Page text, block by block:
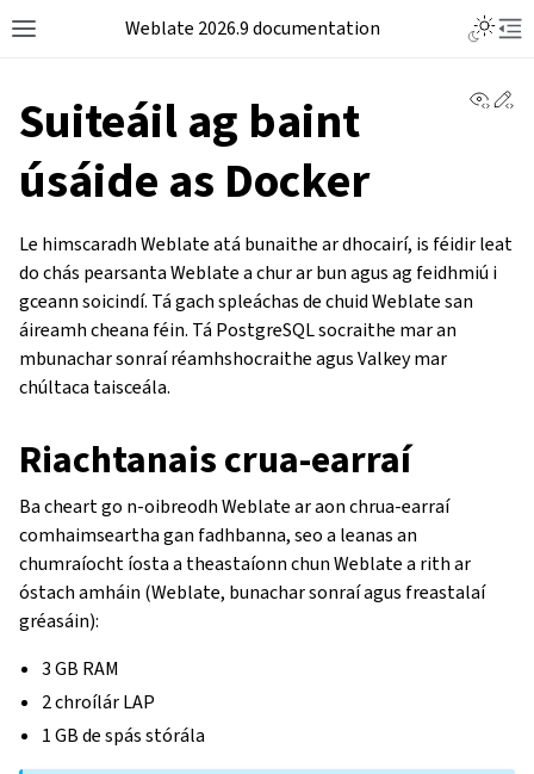
Weblate 2026.9 documentation
Suiteáil ag baint
úsáide as Docker
Le himscaradh Weblate atá bunaithe ar dhocairí, is féidir leat
do chás pearsanta Weblate a chur ar bun agus ag feidhmiú i
gceann soicindí. Tá gach spleáchas de chuid Weblate san
áireamh cheana féin. Tá PostgreSQL socraithe mar an
mbunachar sonraí réamhshocraithe agus Valkey mar
chúltaca taisceála.
Riachtanais crua-earraí
Ba cheart go n-oibreodh Weblate ar aon chrua-earraí
comhaimseartha gan fadhbanna, seo a leanas an
chumraíocht íosta a theastaíonn chun Weblate a rith ar
óstach amháin (Weblate, bunachar sonraí agus freastalaí
gréasáin):
3 GB RAM
2 chroílár LAP
1 GB de spás stórála